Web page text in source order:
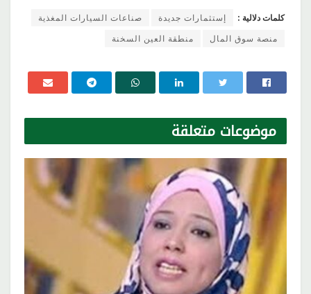
كلمات دلالية : إستثمارات جديدة
صناعات السيارات المغذية
منصة سوق المال
منطقة العين السخنة
موضوعات متعلقة